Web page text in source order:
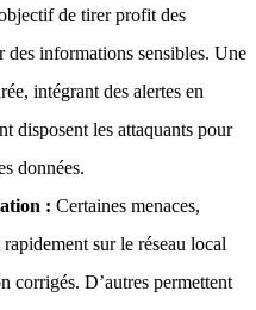
de tirer profit des
des informations sensibles. Une
intégrant des alertes en
disposent les attaquants pour
données.
: Certaines menaces,
sur le réseau local
corrigés. D’autres permettent